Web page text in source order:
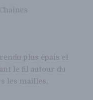
plus épais et
le fil autour du
les mailles.